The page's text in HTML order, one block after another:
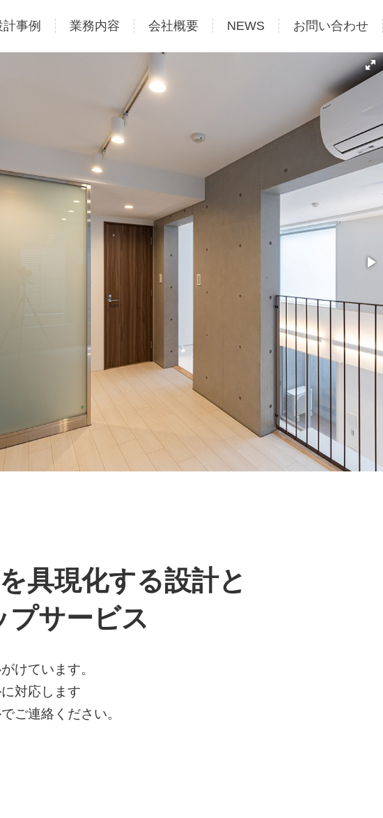
計事例 業務内容 会社概要 NEWS お問い合わせ
具現化する設計と
プサービス
けています。
対応します
ご連絡ください。